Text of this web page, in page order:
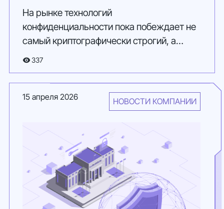
На рынке технологий
конфиденциальности пока побеждает не
самый криптографически строгий, а
самый практичный подход.
337
15 апреля 2026 НОВОСТИ КОМПАНИИ